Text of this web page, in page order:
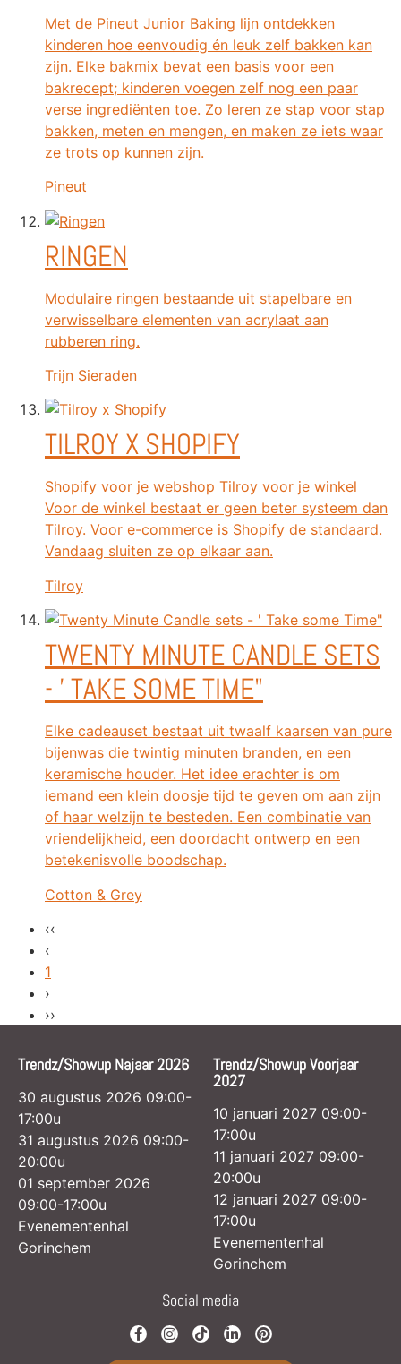
Met de Pineut Junior Baking lijn ontdekken
kinderen hoe eenvoudig én leuk zelf bakken kan
zijn. Elke bakmix bevat een basis voor een
bakrecept; kinderen voegen zelf nog een paar
verse ingrediënten toe. Zo leren ze stap voor stap
bakken, meten en mengen, en maken ze iets waar
ze trots op kunnen zijn.
Pineut
RINGEN
Modulaire ringen bestaande uit stapelbare en
verwisselbare elementen van acrylaat aan
rubberen ring.
Trijn Sieraden
TILROY X SHOPIFY
Shopify voor je webshop Tilroy voor je winkel
Voor de winkel bestaat er geen beter systeem dan
Tilroy. Voor e-commerce is Shopify de standaard.
Vandaag sluiten ze op elkaar aan.
Tilroy
TWENTY MINUTE CANDLE SETS
- ' TAKE SOME TIME"
Elke cadeauset bestaat uit twaalf kaarsen van pure
bijenwas die twintig minuten branden, en een
keramische houder. Het idee erachter is om
iemand een klein doosje tijd te geven om aan zijn
of haar welzijn te besteden. Een combinatie van
vriendelijkheid, een doordacht ontwerp en een
betekenisvolle boodschap.
Cotton & Grey
‹‹
‹
1
›
››
Trendz/Showup Najaar 2026
30 augustus 2026 09:00-
17:00u
31 augustus 2026 09:00-
20:00u
01 september 2026
09:00-17:00u
Evenementenhal
Gorinchem
Trendz/Showup Voorjaar
2027
10 januari 2027 09:00-
17:00u
11 januari 2027 09:00-
20:00u
12 januari 2027 09:00-
17:00u
Evenementenhal
Gorinchem
Social media